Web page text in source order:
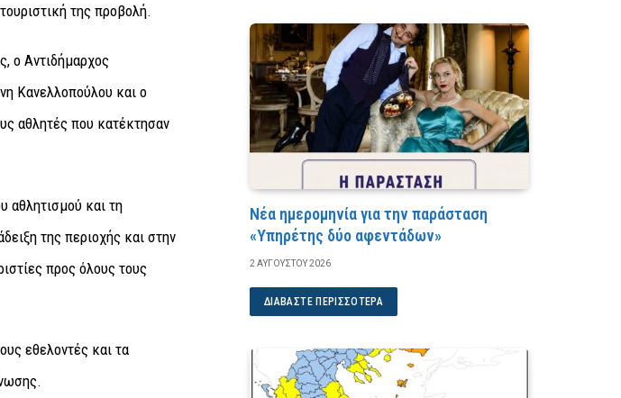
της προβολή.
ο Αντιδήμαρχος
Κανελλοπούλου και ο
αθλητές που κατέκτησαν
αθλητισμού και τη
της περιοχής και στην
προς όλους τους
εθελοντές και τα
Νέα ημερομηνία για την παράσταση
«Υπηρέτης δύο αφεντάδων»
2 ΑΥΓΟΎΣΤΟΥ 2026
ΔΙΑΒΆΣΤΕ ΠΕΡΙΣΣΌΤΕΡΑ